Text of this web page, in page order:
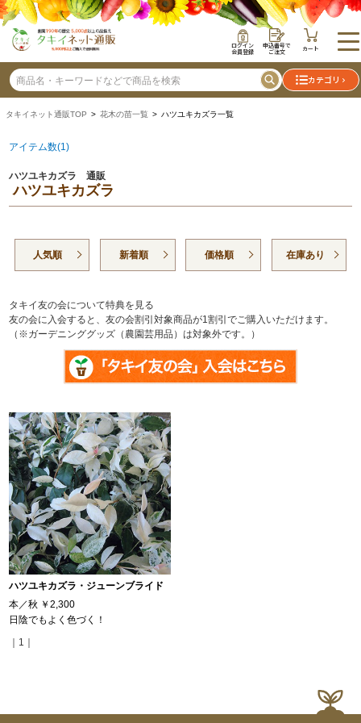
ログイン
会員登録
申込番号で
ご注文 カート
カテゴリ
タキイネット通販TOP > 花木の苗一覧 > ハツユキカズラ一覧
アイテム数(1)
ハツユキカズラ 通販
ハツユキカズラ
人気順 新着順 価格順 在庫あり
タキイ友の会について特典を見る
友の会に入会すると、友の会割引対象商品が1割引でご購入いただけます。
（※ガーデニンググッズ（農園芸用品）は対象外です。）
ハツユキカズラ・ジューンブライド
本／秋 ￥2,300
日陰でもよく色づく！
｜1｜